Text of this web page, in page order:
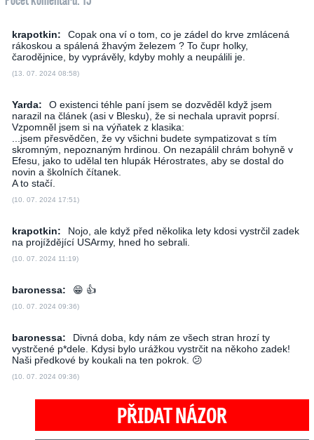
krapotkin:
Copak ona ví o tom, co je zádel do krve zmlácená
rákoskou a spálená žhavým železem ? To čupr holky,
čarodějnice, by vyprávěly, kdyby mohly a neupálili je.
(13. 07. 2024 08:58)
Yarda:
O existenci téhle paní jsem se dozvěděl když jsem
narazil na článek (asi v Blesku), že si nechala upravit poprsí.
Vzpomněl jsem si na výňatek z klasika:
...jsem přesvědčen, že vy všichni budete sympatizovat s tím
skromným, nepoznaným hrdinou. On nezapálil chrám bohyně v
Efesu, jako to udělal ten hlupák Hérostrates, aby se dostal do
novin a školních čítanek.
A to stačí.
(10. 07. 2024 17:51)
krapotkin:
Nojo, ale když před několika lety kdosi vystrčil zadek
na projíždějící USArmy, hned ho sebrali.
(10. 07. 2024 11:19)
baronessa: 😁 👍
(10. 07. 2024 09:36)
baronessa:
Divná doba, kdy nám ze všech stran hrozí ty
vystrčené p*dele. Kdysi bylo urážkou vystrčit na někoho zadek!
Naši předkové by koukali na ten pokrok. 😕
(10. 07. 2024 09:36)
PŘIDAT NÁZOR